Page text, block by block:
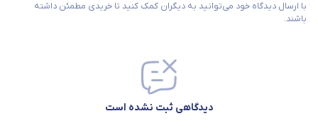
با ارسال دیدگاه خود می‌توانید به دیگران کمک کنید تا خریدی مطمئن داشته
باشند.
دیدگاهی ثبت نشده است